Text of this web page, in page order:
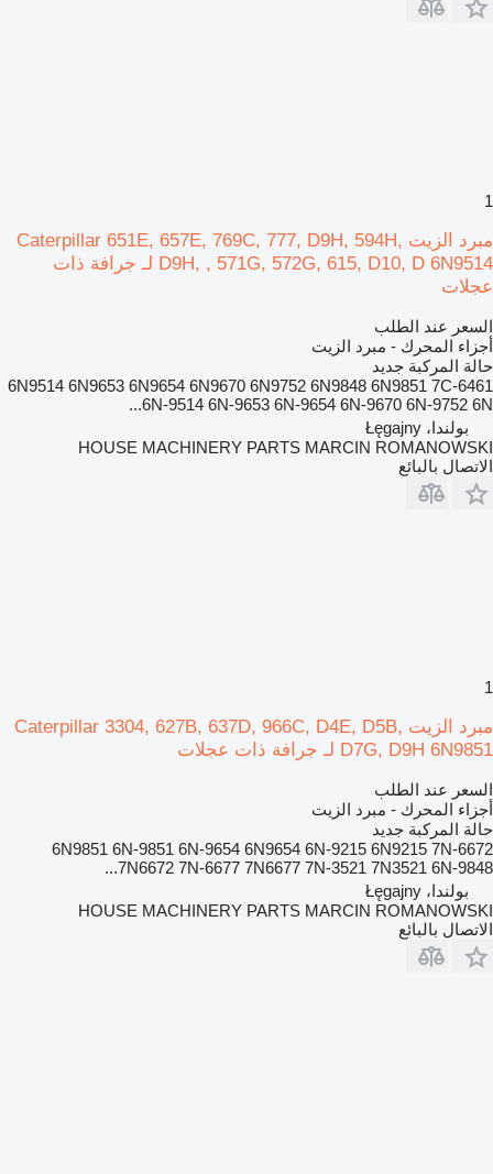
1
مبرد الزيت Caterpillar 651E, 657E, 769C, 777, D9H, 594H,
D9H, , 571G, 572G, 615, D10, D 6N9514 لـ جرافة ذات
عجلات
السعر عند الطلب
أجزاء المحرك - مبرد الزيت
حالة المركبة جديد
6N9514 6N9653 6N9654 6N9670 6N9752 6N9848 6N9851 7C-6461
6N-9514 6N-9653 6N-9654 6N-9670 6N-9752 6N...
بولندا، Łęgajny
HOUSE MACHINERY PARTS MARCIN ROMANOWSKI
الاتصال بالبائع
1
مبرد الزيت Caterpillar 3304, 627B, 637D, 966C, D4E, D5B,
D7G, D9H 6N9851 لـ جرافة ذات عجلات
السعر عند الطلب
أجزاء المحرك - مبرد الزيت
حالة المركبة جديد
6N9851 6N-9851 6N-9654 6N9654 6N-9215 6N9215 7N-6672
7N6672 7N-6677 7N6677 7N-3521 7N3521 6N-9848...
بولندا، Łęgajny
HOUSE MACHINERY PARTS MARCIN ROMANOWSKI
الاتصال بالبائع